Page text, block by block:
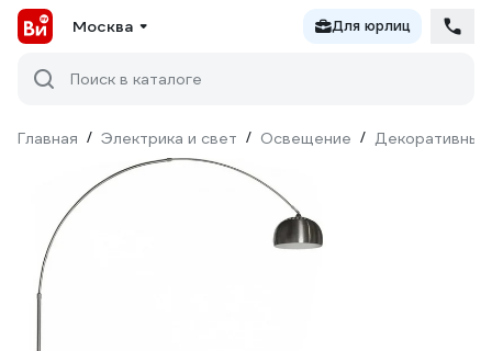
Москва Для юрлиц
Поиск в каталоге
Главная / Электрика и свет / Освещение / Декоративный